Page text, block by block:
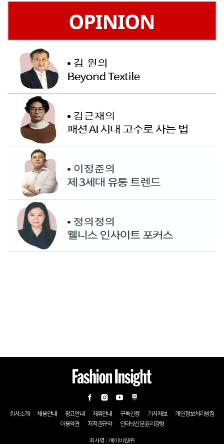
회사소개 채용안내 광고안내 제휴안내 구독신청 기사제보
개인정보처리방침
이용약관
저작권규약 인터넷신문윤리강령
회사명 : 메이비원㈜